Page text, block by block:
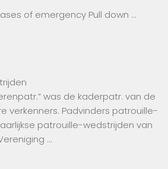
of emergency Pull down …
was de kaderpatr. van de
verkenners. Padvinders patrouille-
patrouille-wedstrijden van
…